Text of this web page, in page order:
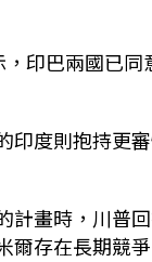
印巴兩國已
度則抱持更
畫時，川普
存在長期競